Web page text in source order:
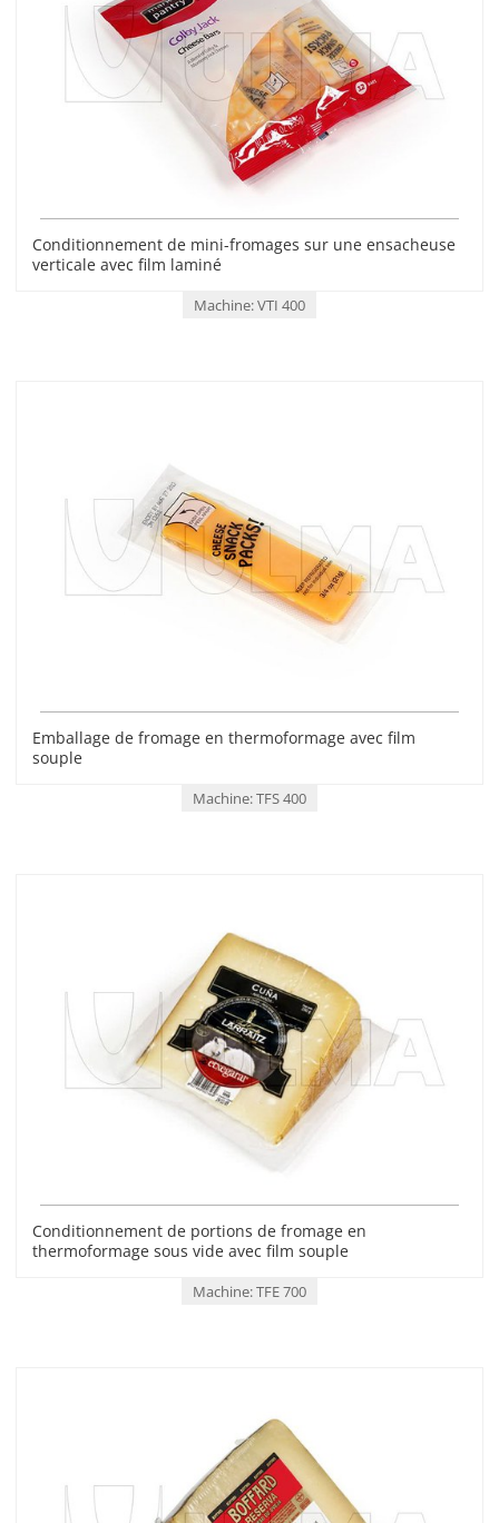
Conditionnement de mini-fromages sur une ensacheuse
verticale avec film laminé
Machine: VTI 400
Emballage de fromage en thermoformage avec film
souple
Machine: TFS 400
Conditionnement de portions de fromage en
thermoformage sous vide avec film souple
Machine: TFE 700